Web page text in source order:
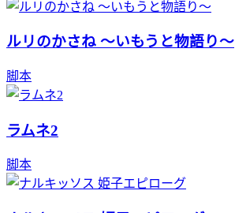
ルリのかさね ～いもうと物語り～
脚本
ラムネ2
脚本